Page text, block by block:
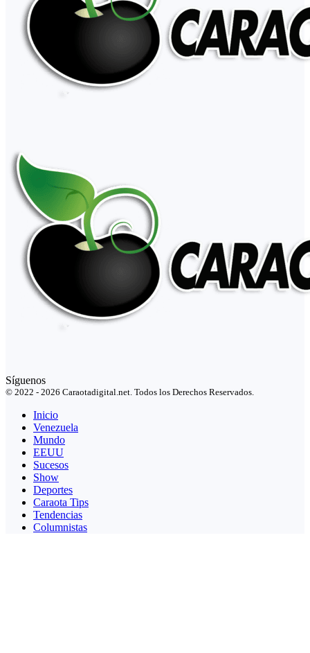
Síguenos
© 2022 - 2026 Caraotadigital.net. Todos los Derechos Reservados.
Inicio
Venezuela
Mundo
EEUU
Sucesos
Show
Deportes
Caraota Tips
Tendencias
Columnistas